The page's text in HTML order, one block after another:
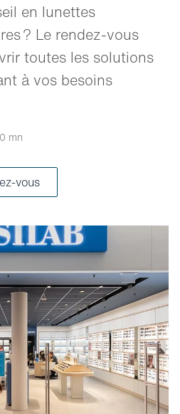
en lunettes
? Le rendez-vous
toutes les solutions
à vos besoins
mn
vous